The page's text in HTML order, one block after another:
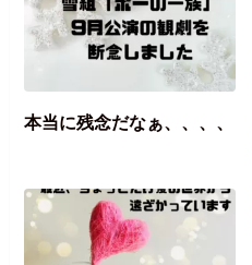
本当に残念だなぁ、、、、